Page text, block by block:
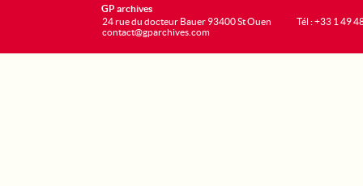
GP archives
24 rue du docteur Bauer 93400 St Ouen
contact@gparchives.com
Tél : +33 1 49